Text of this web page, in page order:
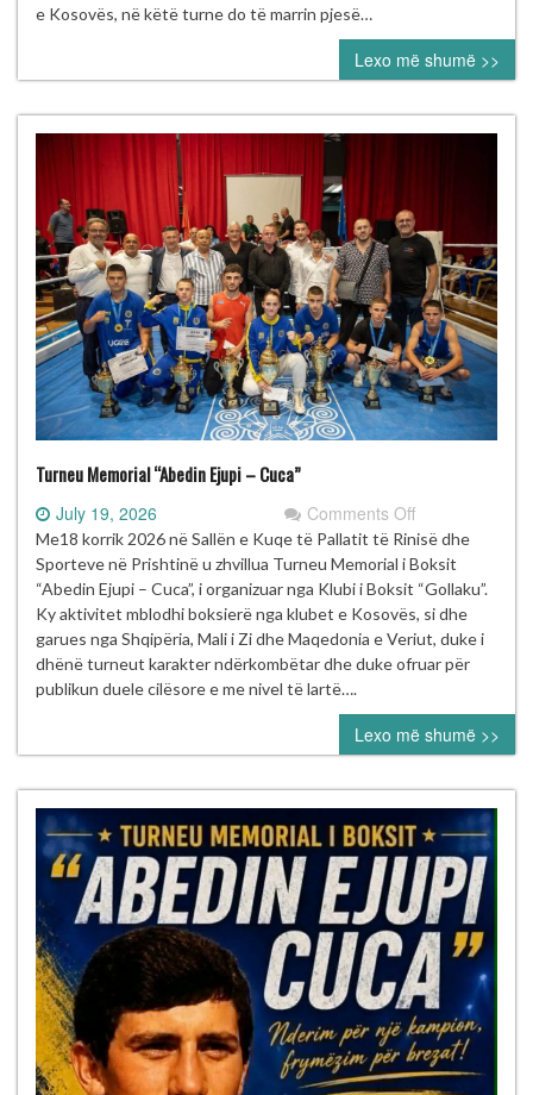
2”
në
Pejë
e Kosovës, në këtë turne do të marrin pjesë…
Lexo më shumë >>
Turneu Memorial “Abedin Ejupi – Cuca”
July 19, 2026 Comments Offon
Turneu
Memorial
“Abedin
Ejupi
–
Cuca”
Me18 korrik 2026 në Sallën e Kuqe të Pallatit të Rinisë dhe
Sporteve në Prishtinë u zhvillua Turneu Memorial i Boksit
“Abedin Ejupi – Cuca”, i organizuar nga Klubi i Boksit “Gollaku”.
Ky aktivitet mblodhi boksierë nga klubet e Kosovës, si dhe
garues nga Shqipëria, Mali i Zi dhe Maqedonia e Veriut, duke i
dhënë turneut karakter ndërkombëtar dhe duke ofruar për
publikun duele cilësore e me nivel të lartë….
Lexo më shumë >>